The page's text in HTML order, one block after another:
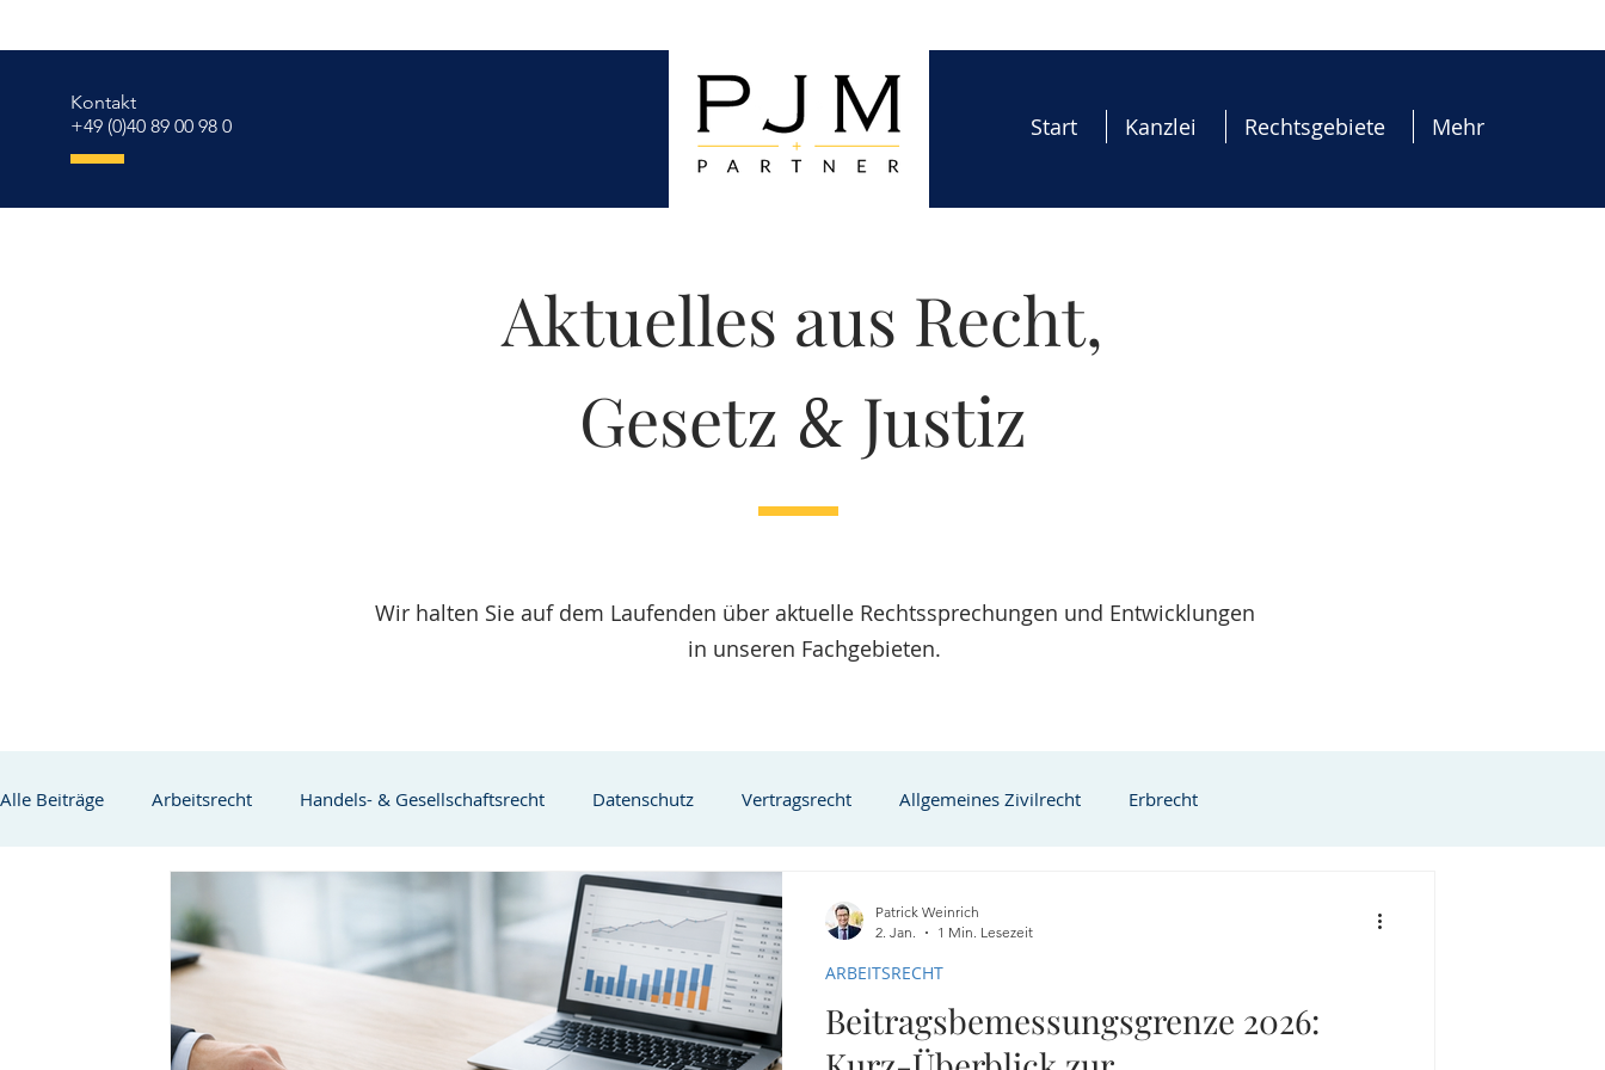
Aktuelles aus Recht,
Gesetz & Justiz
Wir halten Sie auf dem Laufenden über aktuelle Rechtssprechungen und Entwicklungen
in unseren Fachgebieten.
Alle Beiträge Arbeitsrecht Handels- & Gesellschaftsrecht Datenschutz Vertragsrecht Allgemeines Zivilrecht Erbrecht
Fachkräfteeinwanderung Visumsverfahren
Arbeitsschutz für Schwangere Testament gesetzliche Nachfolge
Beitragsbemessungsgrenze 2026:
ARBEITSRECHT
Patrick Weinrich
2. Jan.
1 Min. Lesezeit
Kontakt
+49 (0)40 89 00 98 0
Start Kanzlei Rechtsgebiete Mehr